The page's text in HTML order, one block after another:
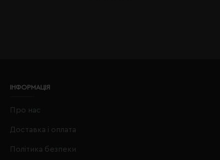
ІНФОРМАЦІЯ
Про нас
Доставка і оплата
Політика безпеки